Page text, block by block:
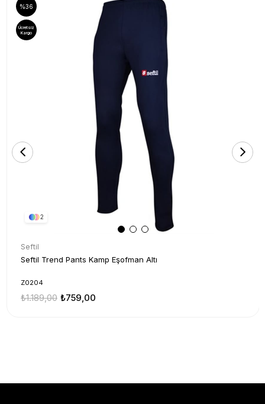
2
Seftil
Seftil Trend Pants Kamp Eşofman Altı
Z0204
₺759,00
₺1.189,00
%36
Ücretsiz
Kargo